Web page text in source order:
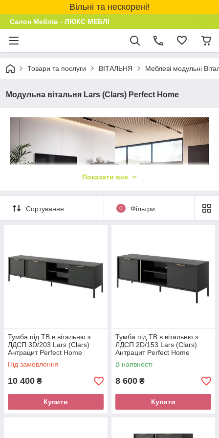
Вільні та нескорені!
Салон Меблів - ЛЮКС МЕБЛІ
Товари та послуги ВІТАЛЬНЯ Меблеві модульні
Модульна вітальня Lars (Clars) Perfect Home
Модульна система Lars (Clars) Perfect Home - дивовижна
мозаїка смаку, стилю та шику, яка сподобається навіть
найвибагливішим клієнтам. Класичний антрацит із золотою
Показати все
Сортування 0 Фільтри
Тумба під ТВ в вітальню з
ЛДСП 3D/203 Lars (Clars)
Антрацит Perfect Home
Під замовлення
10 400 ₴
Купити
Тумба під ТВ в вітальню з
ЛДСП 2D/153 Lars (Clars)
Антрацит Perfect Home
В наявності
8 600 ₴
Купити